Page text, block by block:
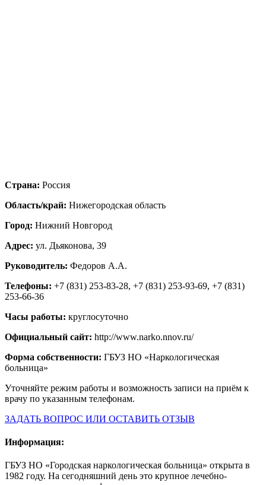
Страна: Россия
Область/край: Нижегородская область
Город: Нижний Новгород
Адрес: ул. Дьяконова, 39
Руководитель: Федоров А.А.
Телефоны: +7 (831) 253-83-28, +7 (831) 253-93-69, +7 (831)
253-66-36
Часы работы: круглосуточно
Официальный сайт: http://www.narko.nnov.ru/
Форма собственности: ГБУЗ НО «Наркологическая
больница»
Уточняйте режим работы и возможность записи на приём к
врачу по указанным телефонам.
ЗАДАТЬ ВОПРОС ИЛИ ОСТАВИТЬ ОТЗЫВ
Информация:
ГБУЗ НО «Городская наркологическая больница» открыта в
1982 году. На сегодняшний день это крупное лечебно-